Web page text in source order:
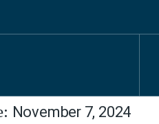
November 7, 2024